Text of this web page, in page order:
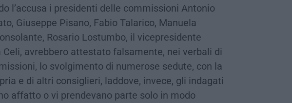
l’accusa i presidenti delle commissioni Antonio
Giuseppe Pisano, Fabio Talarico, Manuela
Rosario Lostumbo, il vicepresidente
Celi, avrebbero attestato falsamente, nei verbali di
lo svolgimento di numerose sedute, con la
e di altri consiglieri, laddove, invece, gli indagati
affatto o vi prendevano parte solo in modo